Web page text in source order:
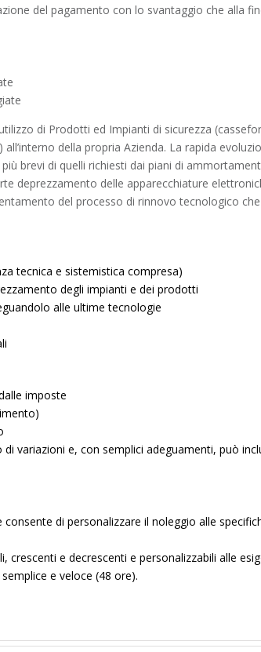
del pagamento con lo svantaggio che alla
di Prodotti ed Impianti di sicurezza
della propria Azienda. La rapida
brevi di quelli richiesti dai piani di
deprezzamento delle apparecchiature
del processo di rinnovo tecnologico che
tecnica e sistemistica compresa)
degli impianti e dei prodotti
alle ultime tecnologie
imposte
variazioni e, con semplici adeguamenti, può
di personalizzare il noleggio alle
e decrescenti e personalizzabili alle
e veloce (48 ore).